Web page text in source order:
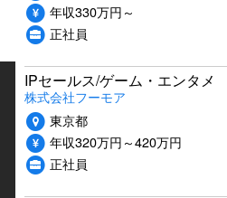
年収330万円～
正社員
IPセールス/ゲーム・エンタメ
株式会社フーモア
東京都
年収320万円～420万円
正社員